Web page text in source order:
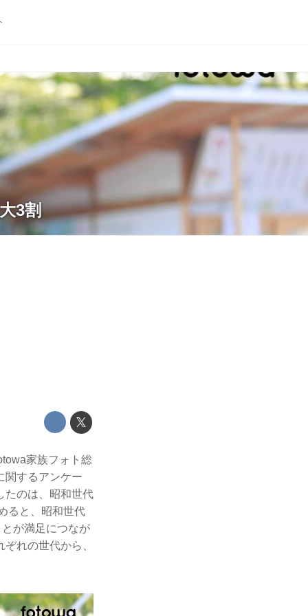
3割
家族フォト総
関するアンケー
たのは、昭和世代
ると、昭和世代
が満足につなが
れの世代から、